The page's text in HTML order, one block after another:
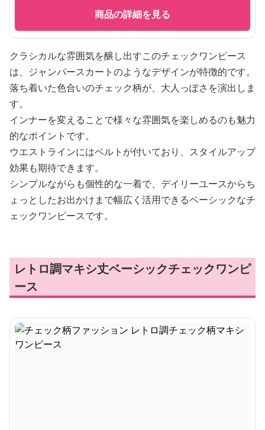
商品の詳細を見る
クラシカルな雰囲気を醸し出すこのチェックワンピース
は、ジャンパースカートのようなデザインが特徴的です。
落ち着いた色合いのチェック柄が、大人っぽさを演出しま
す。
インナーを変えることで様々な雰囲気を楽しめるのも魅力
的なポイントです。
ウエストラインにはベルトが付いており、スタイルアップ
効果も期待できます。
シンプルながらも個性的な一着で、デイリーユースからち
ょっとしたお出かけまで幅広く活用できるベーシックなチ
ェックワンピースです。
レトロ調マキシ丈ベーシックチェックワンピ
ース